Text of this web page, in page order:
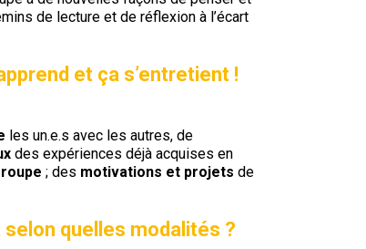
de lecture et de réflexion à l’écart
et ça s’entretient !
les un.e.s avec les autres, de
des expériences déjà acquises en
; des motivations et projets de
quelles modalités ?